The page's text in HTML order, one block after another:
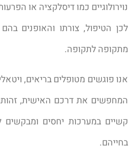
נוירולוגיים כמו דיסלקציה או
לכן הטיפול, צורתו והאופנים
מתקופה לתקופה.
אנו פוגשים מטופלים בריאים,
המחפשים את דרכם האישית,
קשיים במערכות יחסים ומבקשים
בחייהם.